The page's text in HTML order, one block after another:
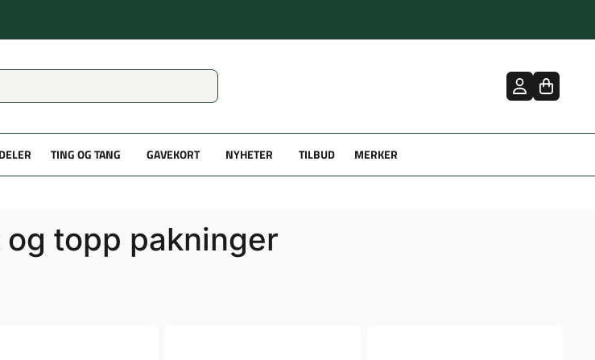
DELER TING OG TANG GAVEKORT NYHETER TILBUD MERKER
topp pakninger